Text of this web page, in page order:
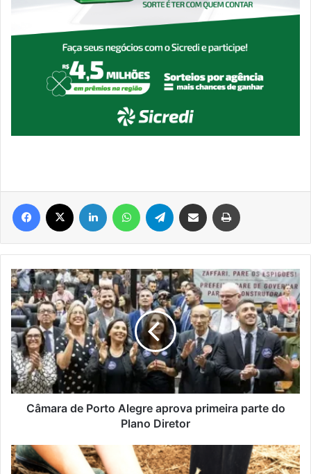
Facebook Linkedin WhatsAppTelegram Compartilhar via e-mail
Câmara
de
Porto
Alegre
aprova
primeira
parte
do
Plano
DiretorCâmara de Porto Alegre aprova primeira parte do
Plano Diretor
Operação
Terra